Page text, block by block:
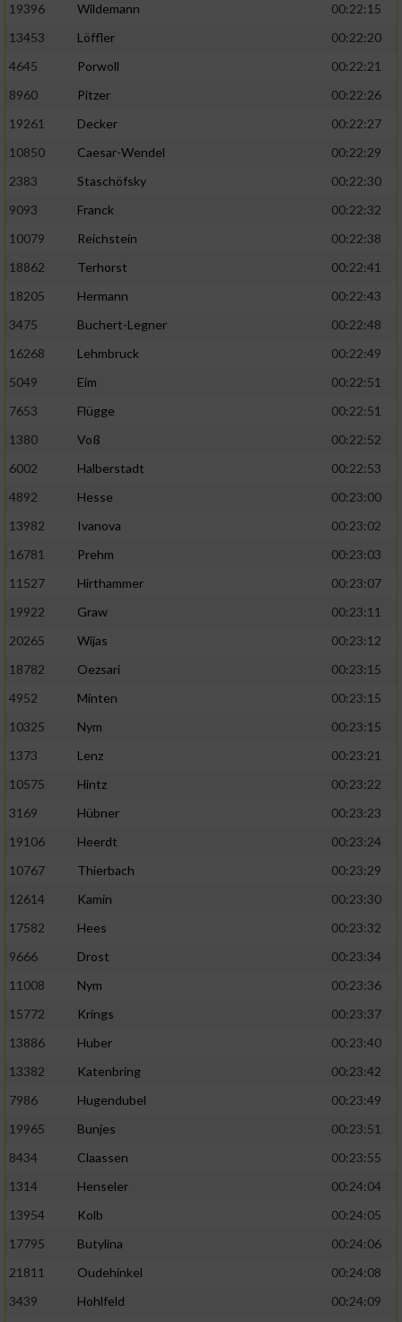
19396
Wildemann
00:22:15
13453
Löffler
00:22:20
4645
Porwoll
00:22:21
8960
Pitzer
00:22:26
19261
Decker
00:22:27
10850
Caesar-Wendel
00:22:29
2383
Staschöfsky
00:22:30
9093
Franck
00:22:32
10079
Reichstein
00:22:38
18862
Terhorst
00:22:41
18205
Hermann
00:22:43
3475
Buchert-Legner
00:22:48
16268
Lehmbruck
00:22:49
5049
Eim
00:22:51
7653
Flügge
00:22:51
1380
Voß
00:22:52
6002
Halberstadt
00:22:53
4892
Hesse
00:23:00
13982
Ivanova
00:23:02
16781
Prehm
00:23:03
11527
Hirthammer
00:23:07
19922
Graw
00:23:11
20265
Wijas
00:23:12
18782
Oezsari
00:23:15
4952
Minten
00:23:15
10325
Nym
00:23:15
1373
Lenz
00:23:21
10575
Hintz
00:23:22
3169
Hübner
00:23:23
19106
Heerdt
00:23:24
10767
Thierbach
00:23:29
12614
Kamin
00:23:30
17582
Hees
00:23:32
9666
Drost
00:23:34
11008
Nym
00:23:36
15772
Krings
00:23:37
13886
Huber
00:23:40
13382
Katenbring
00:23:42
7986
Hugendubel
00:23:49
19965
Bunjes
00:23:51
8434
Claassen
00:23:55
1314
Henseler
00:24:04
13954
Kolb
00:24:05
17795
Butylina
00:24:06
21811
Oudehinkel
00:24:08
3439
Hohlfeld 00:24:09